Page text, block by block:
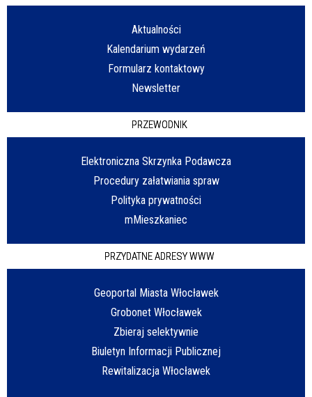
Aktualności
Kalendarium wydarzeń
Formularz kontaktowy
Newsletter
PRZEWODNIK
Elektroniczna Skrzynka Podawcza
Procedury załatwiania spraw
Polityka prywatności
mMieszkaniec
PRZYDATNE ADRESY WWW
Geoportal Miasta Włocławek
Grobonet Włocławek
Zbieraj selektywnie
Biuletyn Informacji Publicznej
Rewitalizacja Włocławek